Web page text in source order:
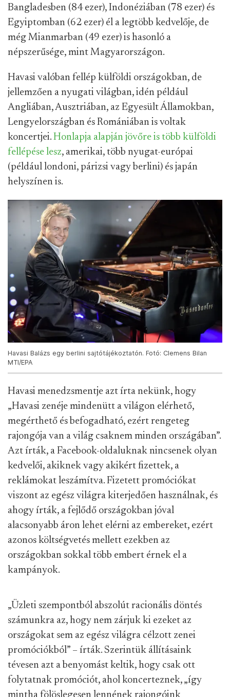
Bangladesben (84 ezer), Indonéziában (78 ezer) és
Egyiptomban (62 ezer) él a legtöbb kedvelője, de
még Mianmarban (49 ezer) is hasonló a
népszerűsége, mint Magyarországon.
Havasi valóban fellép külföldi országokban, de
jellemzően a nyugati világban, idén például
Angliában, Ausztriában, az Egyesült Államokban,
Lengyelországban és Romániában is voltak
koncertjei. Honlapja alapján jövőre is több külföldi
fellépése lesz, amerikai, több nyugat-európai
(például londoni, párizsi vagy berlini) és japán
helyszínen is.
Havasi Balázs egy berlini sajtótájékoztatón. Fotó: Clemens Bilan
MTI/EPA
Havasi menedzsmentje azt írta nekünk, hogy
„Havasi zenéje mindenütt a világon elérhető,
megérthető és befogadható, ezért rengeteg
rajongója van a világ csaknem minden országában”.
Azt írták, a Facebook-oldaluknak nincsenek olyan
kedvelői, akiknek vagy akikért fizettek, a
reklámokat leszámítva. Fizetett promóciókat
viszont az egész világra kiterjedően használnak, és
ahogy írták, a fejlődő országokban jóval
alacsonyabb áron lehet elérni az embereket, ezért
azonos költségvetés mellett ezekben az
országokban sokkal több embert érnek el a
kampányok.
„Üzleti szempontból abszolút racionális döntés
számunkra az, hogy nem zárjuk ki ezeket az
országokat sem az egész világra célzott zenei
promóciókból” – írták. Szerintük állításaink
tévesen azt a benyomást keltik, hogy csak ott
folytatnak promóciót, ahol koncerteznek, „így